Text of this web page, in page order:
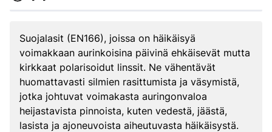
Suojalasit (EN166), joissa on häikäisyä
voimakkaan aurinkoisina päivinä ehkäisevät mutta
kirkkaat polarisoidut linssit. Ne vähentävät
huomattavasti silmien rasittumista ja väsymistä,
jotka johtuvat voimakasta auringonvaloa
heijastavista pinnoista, kuten vedestä, jäästä,
lasista ja ajoneuvoista aiheutuvasta häikäisystä.